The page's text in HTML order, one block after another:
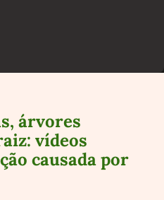
árvores
vídeos
causada por